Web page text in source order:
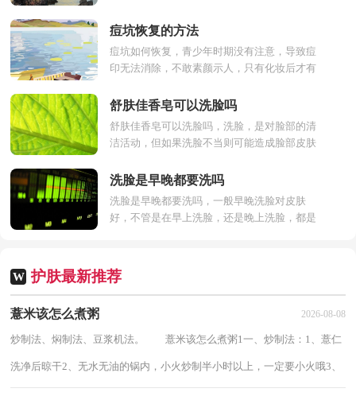
题，那么如何3天快速淡...
痘坑恢复的方法
痘坑如何恢复，青少年时期没有注意，导致痘
印无法消除，不敢素颜示人，只有化妆后才有
我们介绍一下痘坑恢复的...
舒肤佳香皂可以洗脸吗
舒肤佳香皂可以洗脸吗，洗脸，是对脸部的清
洁活动，但如果洗脸不当则可能造成脸部皮肤
于许多成年人来说，舒...
洗脸是早晚都要洗吗
洗脸是早晚都要洗吗，一般早晚洗脸对皮肤
好，不管是在早上洗脸，还是晚上洗脸，都是
W 护肤最新推荐
薏米该怎么煮粥 2026-08-08
炒制法、焖制法、豆浆机法。 薏米该怎么煮粥1一、炒制法：1、薏仁
洗净后晾干2、无水无油的锅内，小火炒制半小时以上，一定要小火哦3、